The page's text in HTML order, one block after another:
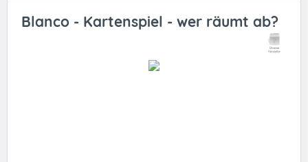
Blanco - Kartenspiel - wer räumt ab?